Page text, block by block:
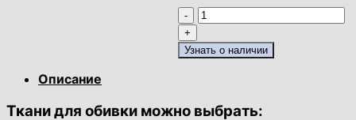
Количество
товара
Стул
Капри-12
Узнать о наличии
Описание
Ткани для обивки можно выбрать: